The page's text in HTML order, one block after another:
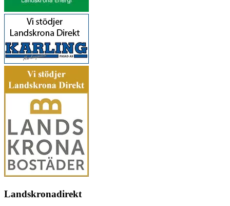
Landskronadirekt